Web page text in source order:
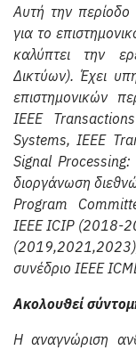
Αυτή την
για το
καλύπτει την
Δικτύων). Έχει
επιστημονικών
IEEE
Systems, IEEE
Signal
διοργάνωση
Program
IEEE ICIP (2018-
συνέδριο IEEE
Ακολουθεί
Η αναγνώριση